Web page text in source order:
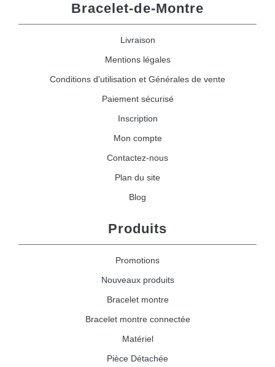
Bracelet-de-Montre
Livraison
Mentions légales
Conditions d'utilisation et Générales de vente
Paiement sécurisé
Inscription
Mon compte
Contactez-nous
Plan du site
Blog
Produits
Promotions
Nouveaux produits
Bracelet montre
Bracelet montre connectée
Matériel
Pièce Détachée